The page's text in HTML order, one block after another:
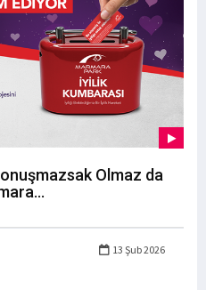
Olmaz da
13 Şub 2026